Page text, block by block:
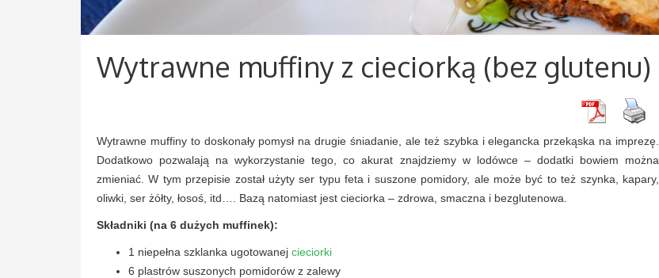
Wytrawne muffiny z cieciorką (bez glutenu)
Wytrawne muffiny to doskonały pomysł na drugie śniadanie, ale też szybka i elegancka przekąska na imprezę.
Dodatkowo pozwalają na wykorzystanie tego, co akurat znajdziemy w lodówce – dodatki bowiem można
zmieniać. W tym przepisie został użyty ser typu feta i suszone pomidory, ale może być to też szynka, kapary,
oliwki, ser żółty, łosoś, itd…. Bazą natomiast jest cieciorka – zdrowa, smaczna i bezglutenowa.
Składniki (na 6 dużych muffinek):
1 niepełna szklanka ugotowanej cieciorki
6 plastrów suszonych pomidorów z zalewy